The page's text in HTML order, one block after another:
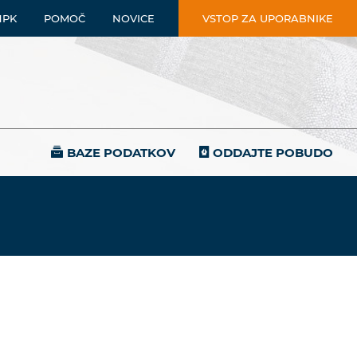
POMOČ NOVICE VSTOP ZA UPORABNIKE
BAZE PODATKOV ODDAJTE POBUDO